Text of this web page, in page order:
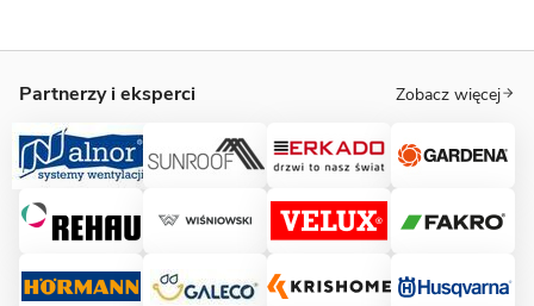
Partnerzy i eksperci Zobacz więcej